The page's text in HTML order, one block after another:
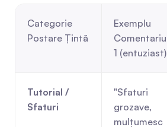
Categorie
Postare Țintă
Exemplu
Comentariu
1 (entuziast)
Tutorial /
Sfaturi
"Sfaturi
grozave,
mulțumesc